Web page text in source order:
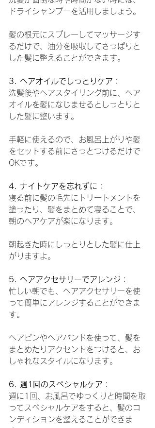
ドライシャンプーを活用しましょう。
髪の根元にスプレーしてマッサージす
るだけで、油分を吸収してさっぱりと
した髪に整えることができます。
3. ヘアオイルでしっとりケア ：
洗髪後やヘアスタイリング前に、ヘア
オイルを髪になじませるとしっとりと
した髪に整います。
手軽に使えるので、お風呂上がりや髪
をセットする前にさっとつけるだけで
OKです。
4. ナイトケアを忘れずに ：
寝る前に髪の毛先にトリートメントを
塗ったり、髪をまとめて寝ることで、
朝のヘアケアが楽になります。
朝起きた時にしっとりとした髪に仕上
がりますよ。
5. ヘアアクセサリーでアレンジ ：
忙しい朝でも、ヘアアクセサリーを使
って簡単にアレンジすることができま
す。
ヘアピンやヘアバンドを使って、髪を
まとめたりアクセントをつけると、お
しゃれなスタイルになります。
6. 週1回のスペシャルケア ：
週に1回、お風呂でゆっくりと時間を取
ってスペシャルケアをすると、髪のコ
ンディションを整えることができま